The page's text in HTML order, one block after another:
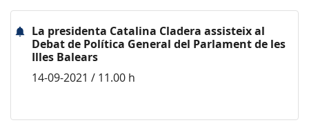
La presidenta Catalina Cladera assisteix al
Debat de Política General del Parlament de les
Illes Balears
14-09-2021 / 11.00 h